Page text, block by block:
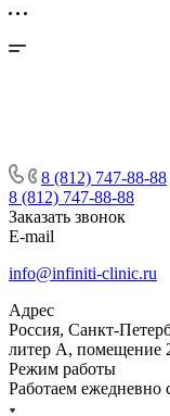
8 (812) 747-88-88
8 (812) 747-88-88
Заказать звонок
E-mail
info@infiniti-clinic.ru
Адрес
Россия, Санкт-
литер А, помещение
Режим работы
Работаем ежедневно